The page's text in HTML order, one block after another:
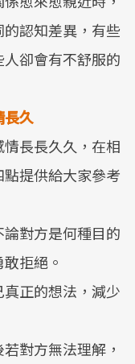
認知差異，有些
卻會有不舒服的
長久
長長久久，在相
提供給大家參考
對方是何種目的
拒絕。
正的想法，減少
對方無法理解，